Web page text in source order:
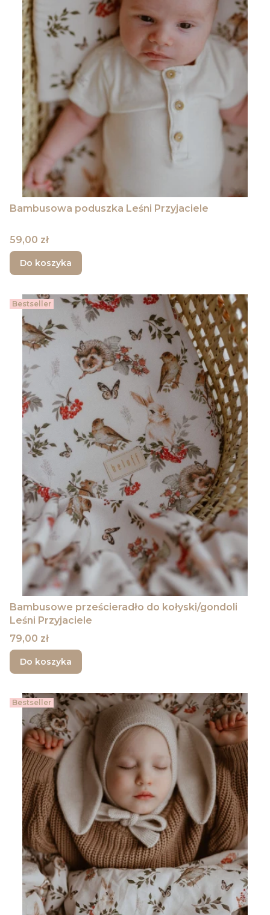
Bambusowa poduszka Leśni Przyjaciele
Cena
59,00 zł
Do koszyka
Bestseller
Bambusowe prześcieradło do kołyski/gondoli
Leśni Przyjaciele
Cena
79,00 zł
Do koszyka
Bestseller